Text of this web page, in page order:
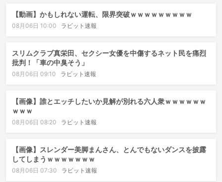
【動画】かもしれない運転、限界突破ｗｗｗｗｗｗｗｗｗ
08月06日 10:00 ラビット速報
スリムクラブ真栄田、セクシー女優を中傷するネット民を痛烈
批判！「車の中臭そう」
08月06日 09:10 ラビット速報
【画像】誰とエッチしたいか見解が別れる六人衆ｗｗｗｗｗｗ
ｗｗｗ
08月06日 08:20 ラビット速報
【画像】スレンダー美脚まんさん、とんでもないダンスを披露
してしまうｗｗｗｗｗｗｗ
08月06日 07:30 ラビット速報